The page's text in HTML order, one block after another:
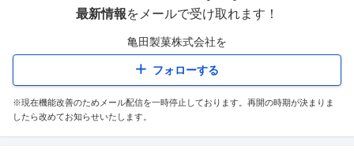
最新情報をメールで受け取れます！
亀田製菓株式会社を
フォローする
※現在機能改善のためメール配信を一時停止しております。再開の時期が決まりま
したら改めてお知らせいたします。